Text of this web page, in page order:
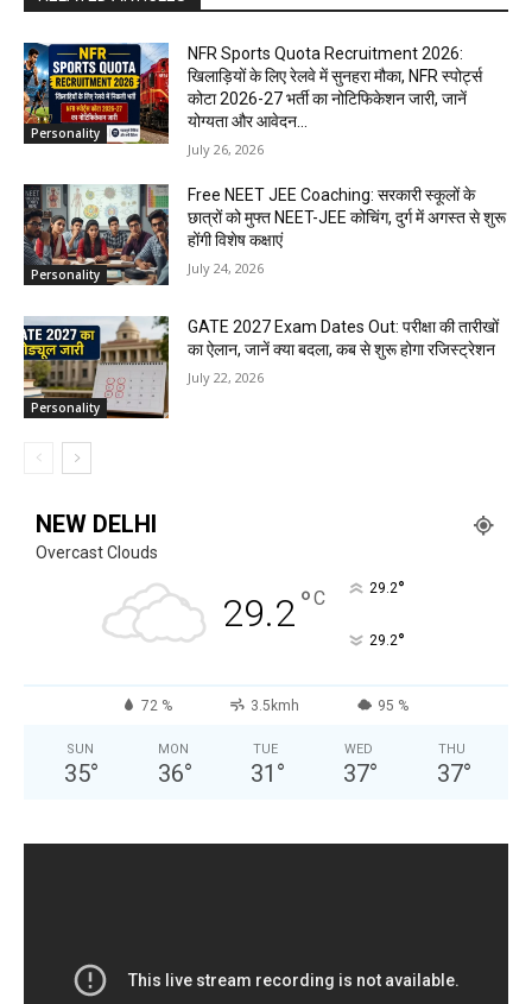
Personality
NFR Sports Quota Recruitment 2026:
खिलाड़ियों के लिए रेलवे में सुनहरा मौका, NFR स्पोर्ट्स
कोटा 2026-27 भर्ती का नोटिफिकेशन जारी, जानें
योग्यता और आवेदन...
July 26, 2026
Personality
Free NEET JEE Coaching: सरकारी स्कूलों के
छात्रों को मुफ्त NEET-JEE कोचिंग, दुर्ग में अगस्त से शुरू
होंगी विशेष कक्षाएं
July 24, 2026
Personality
GATE 2027 Exam Dates Out: परीक्षा की तारीखों
का ऐलान, जानें क्या बदला, कब से शुरू होगा रजिस्ट्रेशन
July 22, 2026
NEW DELHI
Overcast Clouds
29.2°C 29.2°
29.2°
72 % 3.5kmh 95 %
SUN
35°
MON
36°
TUE
31 °
WED
37°
THU
37°